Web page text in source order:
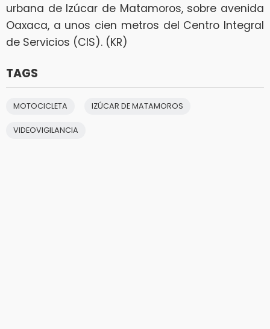
urbana de Izúcar de Matamoros, sobre avenida
Oaxaca, a unos cien metros del Centro Integral
de Servicios (CIS). (KR)
TAGS
MOTOCICLETA IZÚCAR DE MATAMOROS
VIDEOVIGILANCIA